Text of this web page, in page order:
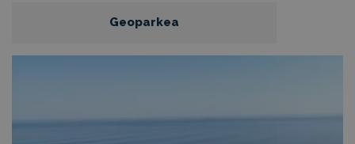
Geoparkea